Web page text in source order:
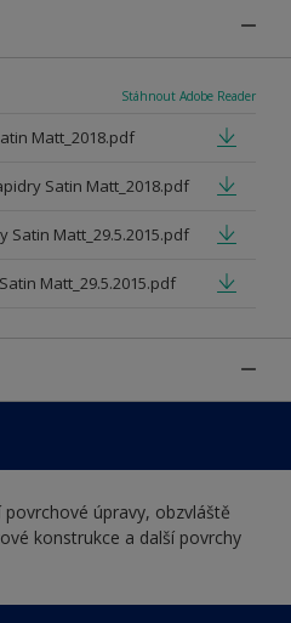
Stáhnout Adobe Reader
Matt_2018.pdf
Satin Matt_2018.pdf
Satin Matt_29.5.2015.pdf
Matt_29.5.2015.pdf
úpravy, obzvláště
konstrukce a další povrchy